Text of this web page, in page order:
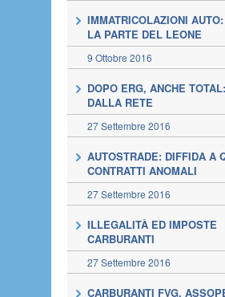
IMMATRICOLAZIONI
LA PARTE DEL LEONE
9 Ottobre 2016
DOPO ERG, ANCHE
DALLA RETE
27 Settembre 2016
AUTOSTRADE: DIFFIDA A
CONTRATTI ANOMALI
27 Settembre 2016
ILLEGALITÀ ED IMPOSTE
CARBURANTI
27 Settembre 2016
CARBURANTI FVG,